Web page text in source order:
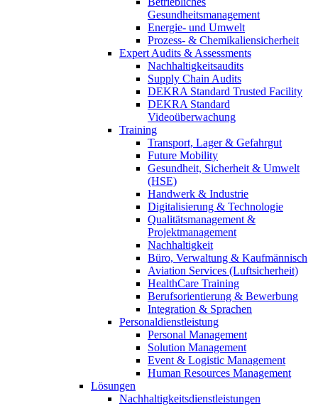
Gesundheitsmanagement
Energie- und Umwelt
Prozess- & Chemikaliensicherheit
Expert Audits & Assessments
Nachhaltigkeitsaudits
Supply Chain Audits
DEKRA Standard Trusted Facility
DEKRA Standard
Videoüberwachung
Training
Transport, Lager & Gefahrgut
Future Mobility
Gesundheit, Sicherheit & Umwelt
(HSE)
Handwerk & Industrie
Digitalisierung & Technologie
Qualitätsmanagement &
Projektmanagement
Nachhaltigkeit
Büro, Verwaltung & Kaufmännisch
Aviation Services (Luftsicherheit)
HealthCare Training
Berufsorientierung & Bewerbung
Integration & Sprachen
Personaldienstleistung
Personal Management
Solution Management
Event & Logistic Management
Human Resources Management
Lösungen
Nachhaltigkeitsdienstleistungen